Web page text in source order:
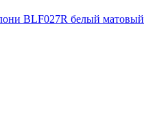
BLF027R белый матовый